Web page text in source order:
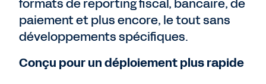
formats de reporting fiscal, bancaire, de
paiement et plus encore, le tout sans
développements spécifiques.
Conçu pour un déploiement plus rapide